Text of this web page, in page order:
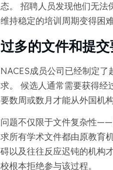
态。 招聘人员发现他们无法
维持稳定的培训周期变得困难
过多的文件和提交
NACES成员公司已经制定
求。 候选人通常需要获得经
要数周或数月才能从外国机构
问题不仅限于文件复杂性
求所有学术文件都由原教育
碍以及往往反应迟钝的机构
校根本拒绝参与该过程。